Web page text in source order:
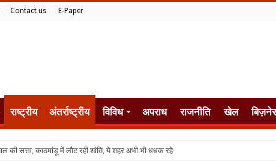
Contact us E-Paper
राष्ट्रीय अंतर्राष्ट्रीय विविध अपराध राजनीति खेल